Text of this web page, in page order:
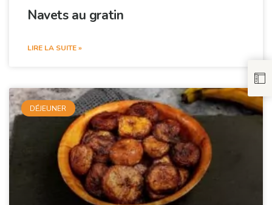
Navets au gratin
LIRE LA SUITE »
DÉJEUNER